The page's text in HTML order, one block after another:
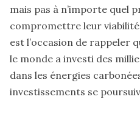
mais pas à n’importe quel
compromettre leur
est l’occasion de rappeler
le monde a investi des
dans les énergies
investissements se